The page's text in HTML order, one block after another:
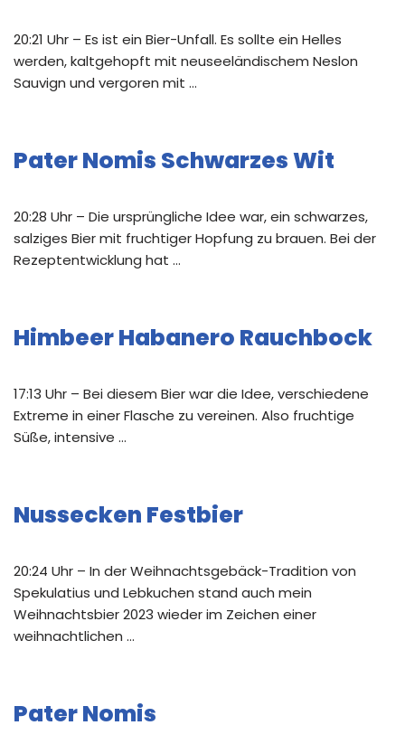
20:21 Uhr – Es ist ein Bier-Unfall. Es sollte ein Helles
werden, kaltgehopft mit neuseeländischem Neslon
Sauvign und vergoren mit …
Pater Nomis Schwarzes Wit
20:28 Uhr – Die ursprüngliche Idee war, ein schwarzes,
salziges Bier mit fruchtiger Hopfung zu brauen. Bei der
Rezeptentwicklung hat …
Himbeer Habanero Rauchbock
17:13 Uhr – Bei diesem Bier war die Idee, verschiedene
Extreme in einer Flasche zu vereinen. Also fruchtige
Süße, intensive …
Nussecken Festbier
20:24 Uhr – In der Weihnachtsgebäck-Tradition von
Spekulatius und Lebkuchen stand auch mein
Weihnachtsbier 2023 wieder im Zeichen einer
weihnachtlichen …
Pater Nomis